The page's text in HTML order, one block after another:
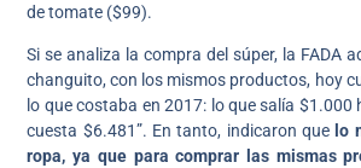
de tomate ($99).
Si se analiza la compra del súper, la FADA
changuito, con los mismos productos, hoy
lo que costaba en 2017: lo que salía $1.000
cuesta $6.481”. En tanto, indicaron que lo
ropa, ya que para comprar las mismas